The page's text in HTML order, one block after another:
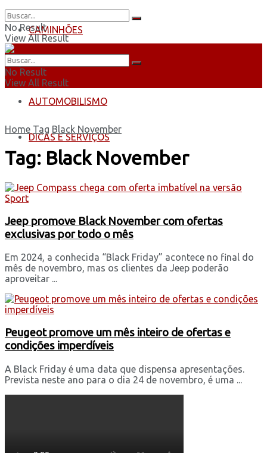
CAMINHÕES
ÔNIBUS
AUTOMOBILISMO
DICAS E SERVIÇOS
No Result
View All Result
No Result
View All Result
Home Tag Black November
Tag: Black November
Jeep promove Black November com ofertas
exclusivas por todo o mês
Em 2024, a conhecida “Black Friday” acontece no final do
mês de novembro, mas os clientes da Jeep poderão
aproveitar ...
Peugeot promove um mês inteiro de ofertas e
condições imperdíveis
A Black Friday é uma data que dispensa apresentações.
Prevista neste ano para o dia 24 de novembro, é uma ...